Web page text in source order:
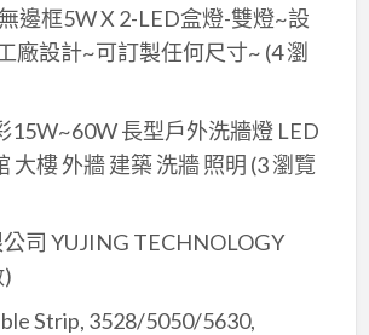
邊框5W X 2-LED盒燈-雙燈~設
廠設計~可訂製任何尺寸~ (4 瀏
15W~60W 長型戶外洗牆燈 LED
大樓 外牆 建築 洗牆 照明 (3 瀏覽
司 YUJING TECHNOLOGY
Strip, 3528/5050/5630,